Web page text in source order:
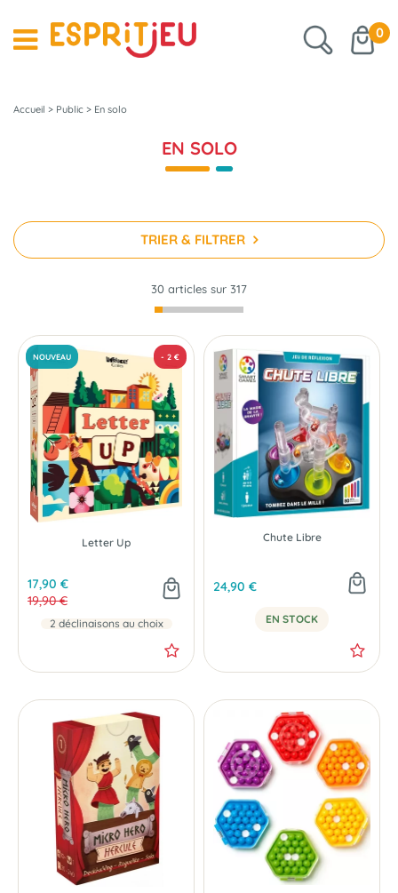
0
Accueil > Public > En solo
EN SOLO
TRIER & FILTRER
30 articles sur 317
NOUVEAU - 2 €
Letter Up
17,90 €
19,90 €
2 déclinaisons au choix
Chute Libre
24,90 €
EN STOCK